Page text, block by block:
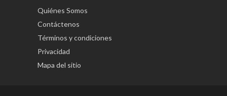
Quiénes Somos
Contáctenos
Términos y condiciones
Privacidad
Mapa del sitio